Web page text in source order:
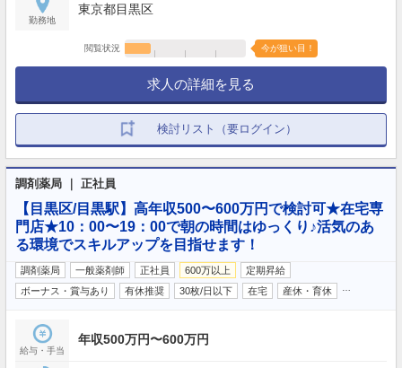
勤務地
東京都目黒区
閲覧状況 今が狙い目！
求人の詳細を見る
検討リスト（要ログイン）
調剤薬局 ｜ 正社員
【目黒区/目黒駅】高年収500〜600万円で検討可★在宅専
門店★10：00〜19：00で朝の時間はゆっくり♪活気のあ
る環境でスキルアップを目指せます！
調剤薬局 一般薬剤師 正社員 600万以上
定期昇給
ボーナス・賞与あり
有休推奨 30枚/日以下 在宅 産休・育休
給与・手当
年収500万円〜600万円